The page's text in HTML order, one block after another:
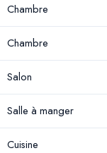
Chambre
Chambre
Salon
Salle à manger
Cuisine